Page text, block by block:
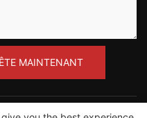
MAINTENANT